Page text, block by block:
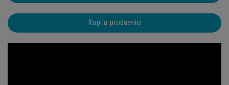
Kupi u prodavnici